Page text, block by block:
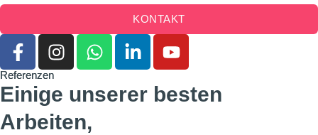
KONTAKT
Referenzen
Referenzen
Einige unserer besten
Arbeiten,